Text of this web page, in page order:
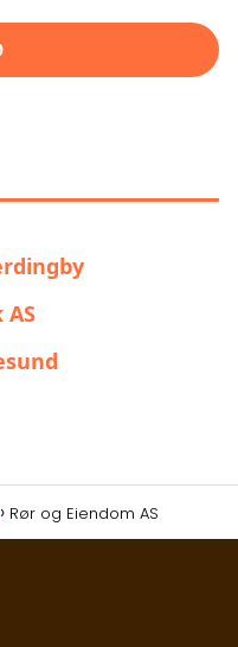
Rør og Eiendom AS